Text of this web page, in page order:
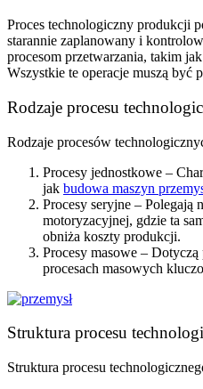
Proces technologiczny produkcji
starannie zaplanowany i
procesom przetwarzania, takim
Wszystkie te operacje muszą być
Rodzaje procesu
Rodzaje procesów
Procesy jednostkowe –
jak budowa maszyn
Procesy seryjne –
motoryzacyjnej, gdzie ta
obniża koszty produkcji.
Procesy masowe –
procesach masowych
Struktura procesu
Struktura procesu